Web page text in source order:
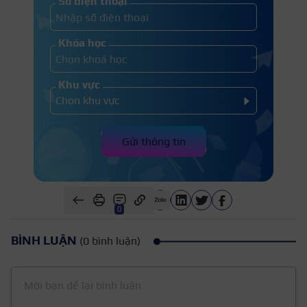
Khóa học
Khu vực
Gửi thông tin
0
BÌNH LUẬN (0 bình luận)